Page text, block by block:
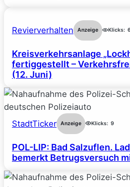
Revierverhalten Anzeige Klicks:
Kreisverkehrsanlage
fertiggestellt –
(12. Juni)
StadtTicker Anzeige Klicks: 9
POL-LIP: Bad Salzuflen.
bemerkt Betrugsversuch